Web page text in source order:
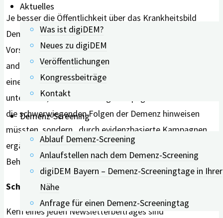
Aktuelles
Was ist digiDEM?
Neues zu digiDEM
Veröffentlichungen
Kongressbeiträge
Kontakt
Demenz-Screening
Ablauf Demenz-Screening
Anlaufstellen nach dem Demenz-Screening
digiDEM Bayern – Demenz-Screeningtage in Ihrer
Nähe
Anfrage für einen Demenz-Screeningtag
Je besser die Öffentlichkeit über das Krankheitsbild
Demenz informiert ist, desto eher ist sie bereit, falsche
Vorstellungen über die Alzheimer-Krankheit und die
anderen Demenzformen zu hinterfragen. Dies zeigte
eine Studie bereits 2015. Und eine Studie von 2018
unterstrich, dass Aufklärungskampagnen nicht nur auf
die schwerwiegenden Folgen der Demenz hinweisen
müssten, sondern „durch evidenzbasierte Kampagnen
ergänzt werden sollten, die den Wert einer Diagnose und
Behandlung betonen.“
Schlüssiges Prüfverfahren
Kern eines jeden Newsletterbeitrages sind